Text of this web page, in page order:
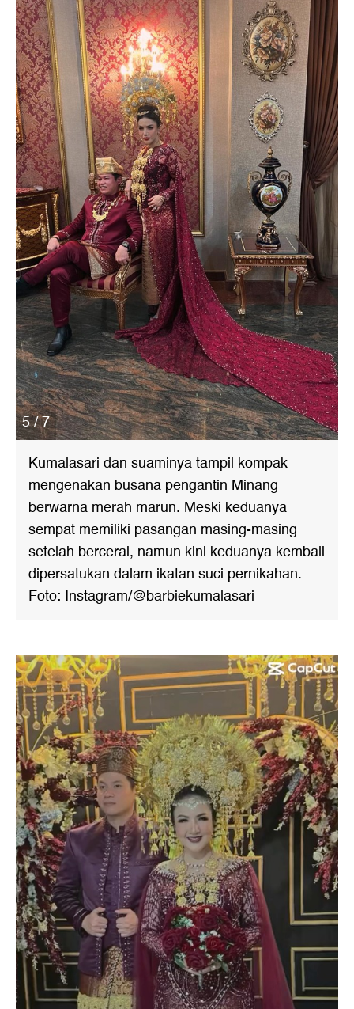
5 / 7
Kumalasari dan suaminya tampil kompak
mengenakan busana pengantin Minang
berwarna merah marun. Meski keduanya
sempat memiliki pasangan masing-masing
setelah bercerai, namun kini keduanya kembali
dipersatukan dalam ikatan suci pernikahan.
Foto: Instagram/@barbiekumalasari